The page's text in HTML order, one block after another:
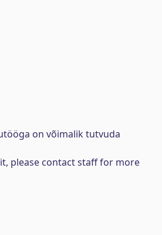
on võimalik tutvuda
please contact staff for more